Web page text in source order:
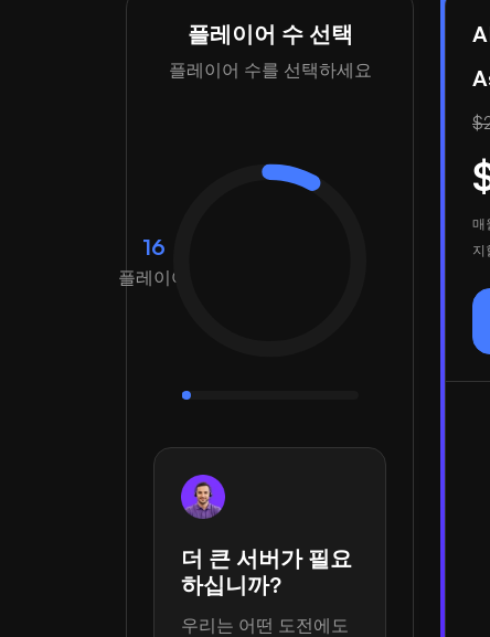
플레이어 수 선택
플레이어 수를 선택하세요
16
플레이어
더 큰 서버가 필요
하십니까?
우리는 어떤 도전에도
매
지